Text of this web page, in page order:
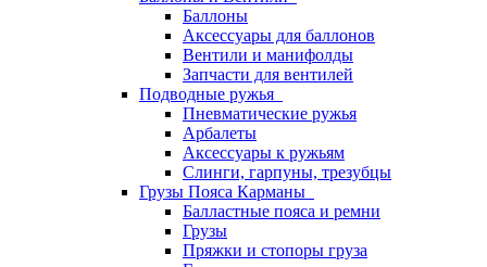
Баллоны
Аксессуары для баллонов
Вентили и манифолды
Запчасти для вентилей
Подводные ружья
Пневматические ружья
Арбалеты
Аксессуары к ружьям
Слинги, гарпуны, трезубцы
Грузы Пояса Карманы
Балластные пояса и ремни
Грузы
Пряжки и стопоры груза